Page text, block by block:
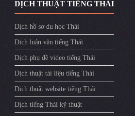
DỊCH THUẬT TIẾNG THÁI
Dịch hồ sơ du học Thái
Dịch luận văn tiếng Thái
Dịch phụ đề video tiếng Thái
Dịch thuật tài liệu tiếng Thái
Dịch thuật website tiếng Thái
Dịch tiếng Thái kỹ thuật